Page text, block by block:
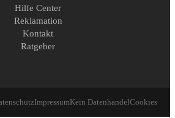
Hilfe Center
Reklamation
Kontakt
Ratgeber
ImpressumKein DatenhandelCookies